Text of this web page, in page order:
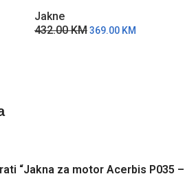
Jakne
432.00KM369.00 KM
“Jakna za motor Acerbis P035 –